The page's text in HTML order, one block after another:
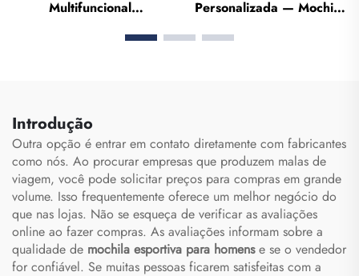
Multifuncional
Capacidade para
Espaço para Sapatos,
Mochila de Viagem e
para Atividades ao Ar
Livre
Personalizada — Mochila
Trilhas, Mochila para
Introdução
Outra opção é entrar em contato diretamente com fabricantes
como nós. Ao procurar empresas que produzem malas de
viagem, você pode solicitar preços para compras em grande
volume. Isso frequentemente oferece um melhor negócio do
que nas lojas. Não se esqueça de verificar as avaliações
online ao fazer compras. As avaliações informam sobre a
qualidade de mochila esportiva para homense se o vendedor
for confiável. Se muitas pessoas ficarem satisfeitas com a